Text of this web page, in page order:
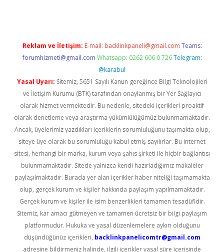
Reklam ve İletişim: E-mail: backlinkpaneli@gmail.com Teams:
forumhizmeti@gmail.com Whatsapp: 0262 606 0 726 Telegram:
@karabul
Yasal Uyarı: Sitemiz, 5651 Sayılı Kanun gereğince Bilgi Teknolojileri
ve İletişim Kurumu (BTK) tarafından onaylanmış bir Yer Sağlayıcı
olarak hizmet vermektedir. Bu nedenle, sitedeki içerikleri proaktif
olarak denetleme veya araştırma yükümlülüğümüz bulunmamaktadır.
Ancak, üyelerimiz yazdıkları içeriklerin sorumluluğunu taşımakta olup,
siteye üye olarak bu sorumluluğu kabul etmiş sayılırlar. Bu internet
sitesi, herhangi bir marka, kurum veya şahıs şirketi ile hiçbir bağlantısı
bulunmamaktadır. Sitede yalnızca kendi hazırladığımız makaleler
paylaşılmaktadır. Burada yer alan içerikler haber niteliği taşımamakta
olup, gerçek kurum ve kişiler hakkında paylaşım yapılmamaktadır.
Gerçek kurum ve kişiler ile isim benzerlikleri tamamen tesadüfidir.
Sitemiz, kar amacı gütmeyen ve tamamen ücretsiz bir bilgi paylaşım
platformudur. Hukuka ve yasal düzenlemelere aykırı olduğunu
düşündüğünüz içerikleri, backlinkpanelicomtr@gmail.com
adresine bildirmeniz halinde, ilgili içerikler yasal süre içerisinde